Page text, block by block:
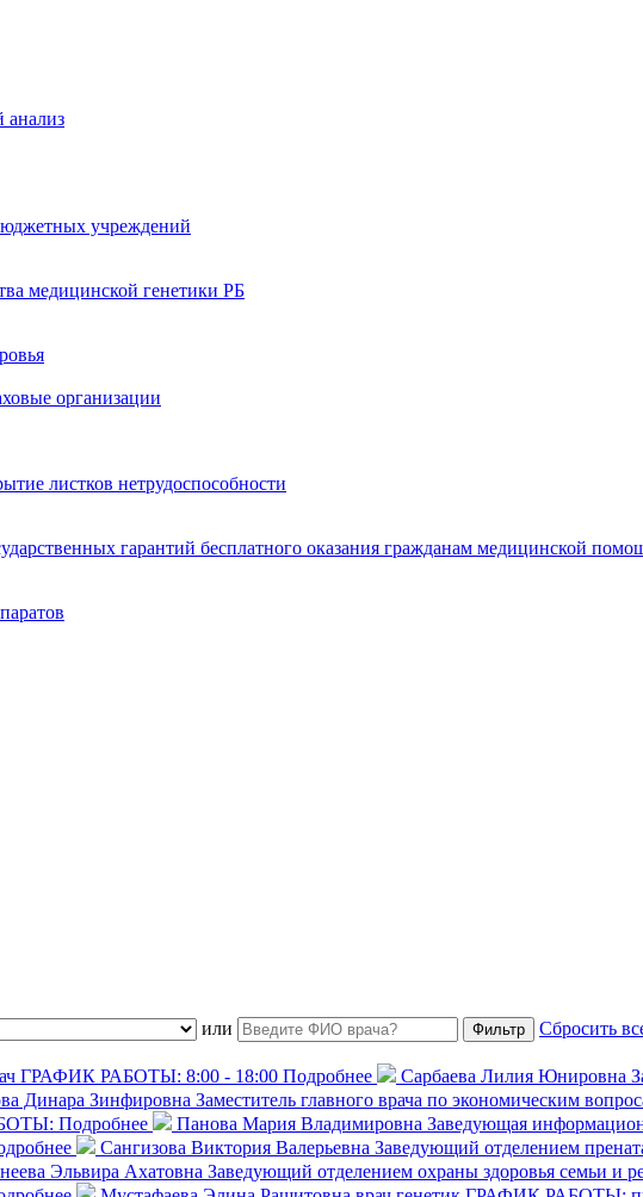
учреждений
медицинской генетики РБ
организации
листков нетрудоспособности
гарантий бесплатного оказания гражданам медицинской
или Сбросить
ГРАФИК РАБОТЫ: 8:00 - 18:00 Подробнее Сарбаева Лилия Юнировна
Динара Зинфировна Заместитель главного врача по экономическим
Подробнее Панова Мария Владимировна Заведующая
Сангизова Виктория Валерьевна Заведующий отделением
Эльвира Ахатовна Заведующий отделением охраны здоровья семьи и